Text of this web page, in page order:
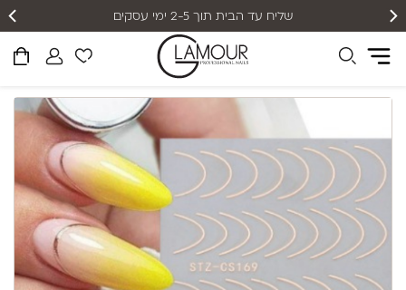
שליח עד הבית תוך 2-5 ימי עסקים